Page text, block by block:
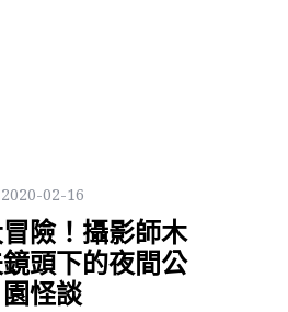
2020-02-16
險！攝影師木
頭下的夜間公
園怪談